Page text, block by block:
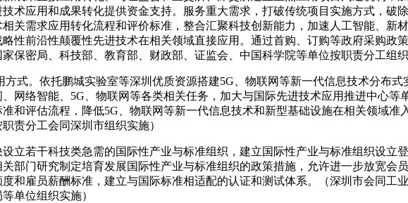
术应用和成果转化提供资金支持。服务重大需求，打破传统项目实施方式，破
关需求应用转化流程和评价标准，整合汇聚科技创新能力，加速人工智能、新
性前沿性颠覆性先进技术在相关领域直接应用。通过首购、订购等政府采购政
保密局、科技部、教育部、财政部、证监会、中国科学院等单位按职责分工组织
方式。依托鹏城实验室等深圳优质资源搭建5G、物联网等新一代信息技术分布
网络智能、5G、物联网等各类相关任务，加大与国际先进技术应用推进中心
和评估流程，降低5G、物联网等新一代信息技术和新型基础设施在相关领域
责分工会同深圳市组织实施）
立若干科技类急需的国际性产业与标准组织，建立国际性产业与标准组织设立
部门研究制定培育发展国际性产业与标准组织的政策措施，允许进一步放宽会
和雇员薪酬标准，建立与国际标准相适配的认证和测试体系。（深圳市会同工
单位组织实施）